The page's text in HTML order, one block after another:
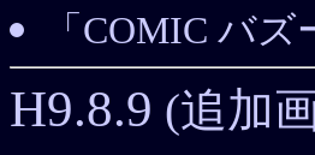
「COMIC バ
H9.8.9 (追加